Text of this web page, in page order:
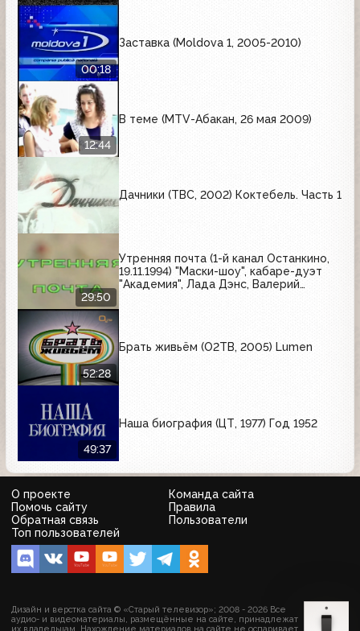
00:18
Заставка (Moldova 1, 2005-2010)
12:44
В теме (MTV-Абакан, 26 мая 2009)
Дачники (ТВС, 2002) Коктебель. Часть 1
29:50
Утренняя почта (1-й канал Останкино,
19.11.1994) "Маски-шоу", кабаре-дуэт
"Академия", Лада Дэнс, Валерий
52:28
Брать живьём (О2ТВ, 2005) Lumen
49:37
Наша биография (ЦТ, 1977) Год 1952
О проекте
Команда сайта
Помочь сайту
Правила
Обратная связь
Пользователи
Топ пользователей
Дизайн и верстка сайта © «Старый телевизор»; 2008 - 2026 Все
аудио- и видеоматериалы, размещённые на сайте, принадлежат
их владельцам. Нахождение материалов на сайте не оспаривает